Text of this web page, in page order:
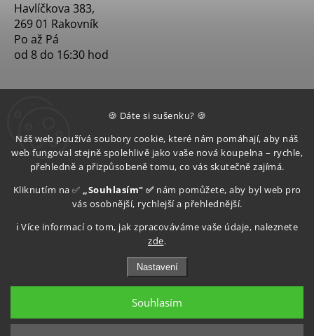
🍪 Dáte si sušenku? 🍪
Náš web používá soubory cookie, které nám pomáhají, aby náš
web fungoval stejně spolehlivě jako vaše nová koupelna – rychle,
přehledně a přizpůsobeně tomu, co vás skutečně zajímá.
Kliknutím na ✅ „Souhlasím" ✅ nám pomůžete, aby byl web pro
vás osobnější, rychlejší a přehlednější.
ℹ️ Více informací o tom, jak zpracováváme vaše údaje, naleznete
zde.
Nastavení
Souhlasím
Havlíčkova 383,
269 01 Rakovník
Po až Pá
od 8 do 16:30 hod
Upravit nastavení cookies